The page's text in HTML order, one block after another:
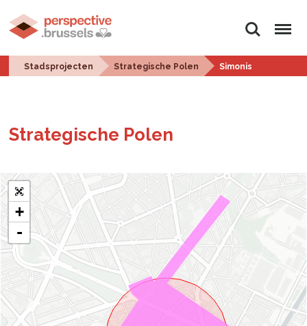
Zoeken Menu
Stadsprojecten Strategische Polen Simonis
Stra­te­gi­sche Polen
+
-